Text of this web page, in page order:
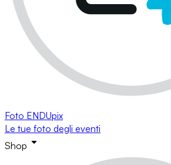
Foto ENDUpix
Le tue foto degli eventi
Shop